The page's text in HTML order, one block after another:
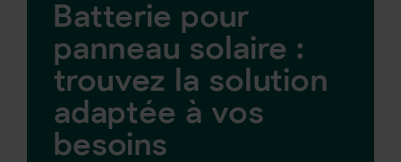
Batterie pour
panneau solaire :
trouvez la solution
adaptée à vos
besoins